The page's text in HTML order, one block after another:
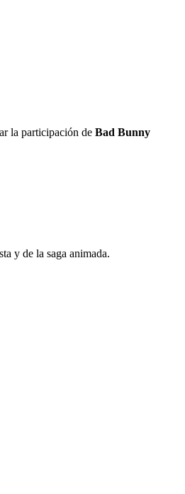
la participación de Bad Bunny
y de la saga animada.